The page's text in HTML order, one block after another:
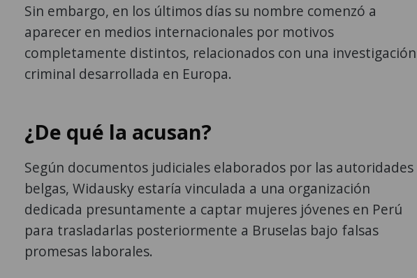
Sin embargo, en los últimos días su nombre comenzó a
aparecer en medios internacionales por motivos
completamente distintos, relacionados con una investigación
criminal desarrollada en Europa.
¿De qué la acusan?
Según documentos judiciales elaborados por las autoridades
belgas, Widausky estaría vinculada a una organización
dedicada presuntamente a captar mujeres jóvenes en Perú
para trasladarlas posteriormente a Bruselas bajo falsas
promesas laborales.